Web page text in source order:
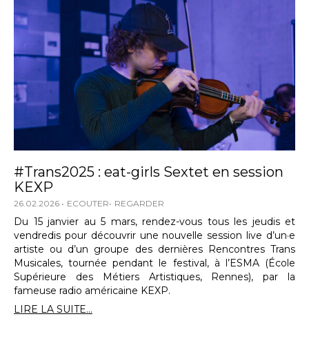
#Trans2025 : eat-girls Sextet en session
KEXP
26.02.2026 ECOUTER REGARDER
Du 15 janvier au 5 mars, rendez-vous tous les jeudis et
vendredis pour découvrir une nouvelle session live d’un·e
artiste ou d’un groupe des dernières Rencontres Trans
Musicales, tournée pendant le festival, à l’ESMA (École
Supérieure des Métiers Artistiques, Rennes), par la
fameuse radio américaine KEXP.
LIRE LA SUITE...